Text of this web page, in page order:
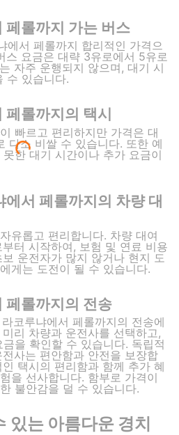
페롤까지 가는 버스
에서 페롤까지 합리적인 가격으
스 요금은 대략 3유로에서 5유로
자주 운행되지 않으며, 대기 시
수 있습니다.
페롤까지의 택시
빠르고 편리하지만 가격은 대
다소 비쌀 수 있습니다. 또한 예
한 대기 시간이나 추가 요금이
서 페롤까지의 차량 대
유롭고 편리합니다. 차량 대여
터 시작하여, 보험 및 연료 비용
운전자가 많지 않거나 현지 도
게는 도전이 될 수 있습니다.
페롤까지의 전송
코루냐에서 페롤까지의 전송에
리 차량과 운전사를 선택하고,
을 확인할 수 있습니다. 독립적
사는 편안함과 안전을 보장합
택시의 편리함과 함께 추가 혜
을 선사합니다. 함부로 가격이
불안감을 덜 수 있습니다.
있는 아름다운 경치